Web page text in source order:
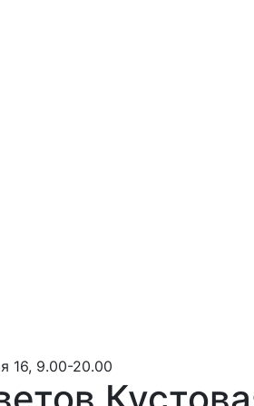
16, 9.00-20.00